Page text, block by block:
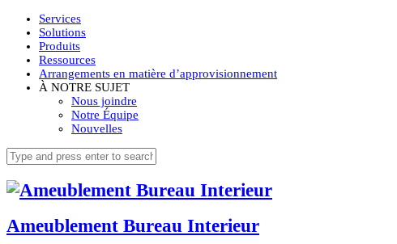
Services
Solutions
Produits
Ressources
Arrangements en matière d’approvisionnement
À NOTRE SUJET
Nous joindre
Notre Équipe
Nouvelles
Ameublement Bureau Interieur